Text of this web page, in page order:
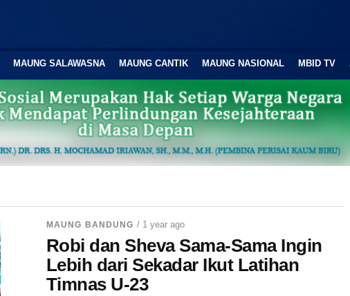
MAUNG SALAWASNA MAUNG CANTIK MAUNG NASIONAL MBID TV
MAUNG BANDUNG / 1 year ago
Robi dan Sheva Sama-Sama Ingin
Lebih dari Sekadar Ikut Latihan
Timnas U-23